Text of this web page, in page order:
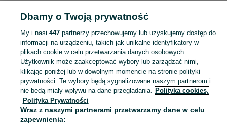
Strona główna Dolnośląskie Niedźwiedź
KATEGORIA
Skorzystaj z największego serwisu ogłoszeniowego - Niedźwiedź i okolice! Kupuj to, czego pragniesz i sprzedawaj to, czego już nie potrzebujesz! Zobacz
Mapa kategorii
Mapa miejscowości
Mapa ministron
Dbamy o Twoją prywatność
My i nasi 447partnerzy przechowujemy lub uzyskujemy dostęp do
informacji na urządzeniu, takich jak unikalne identyfikatory w
plikach cookie w celu przetwarzania danych osobowych.
Użytkownik może zaakceptować wybory lub zarządzać nimi,
klikając poniżej lub w dowolnym momencie na stronie polityki
prywatności. Te wybory będą sygnalizowane naszym partnerom i
nie będą miały wpływu na dane przeglądania. Polityka cookies,
Polityka Prywatności
Wraz z naszymi partnerami przetwarzamy dane w celu
zapewnienia: